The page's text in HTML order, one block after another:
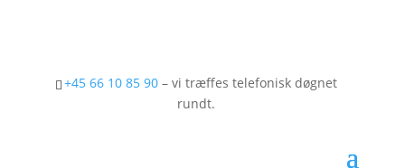
+45 66 10 85 90 – vi træffes telefonisk døgnet
rundt.